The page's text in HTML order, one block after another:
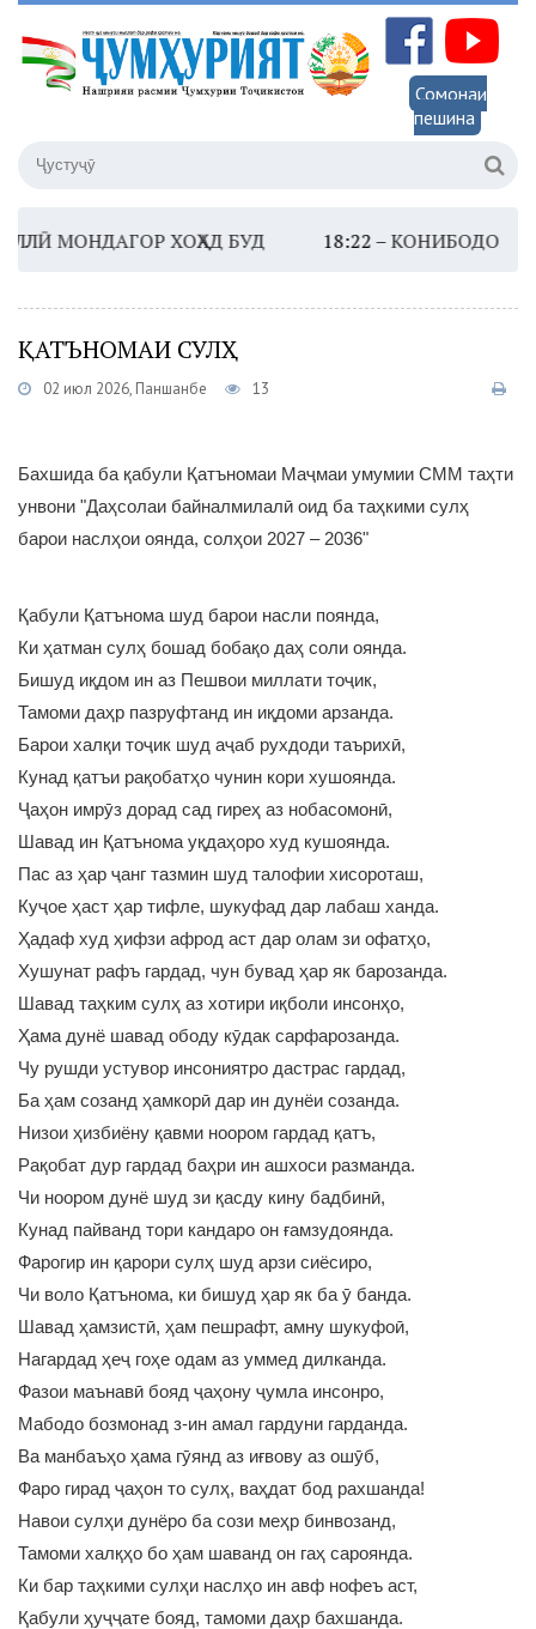
Сомонаи
пешина
ХОҲАД БУД18:22 –КОНИБОДОМ.
ҚАТЪНОМАИ СУЛҲ
02 июл 2026, Панҷшанбе 13
Бахшида ба қабули Қатъномаи Маҷмаи умумии СММ таҳти
унвони "Даҳсолаи байналмилалӣ оид ба таҳкими сулҳ
барои наслҳои оянда, солҳои 2027 – 2036"
Қабули Қатънома шуд барои насли поянда,
Ки ҳатман сулҳ бошад бобақо даҳ соли оянда.
Бишуд иқдом ин аз Пешвои миллати тоҷик,
Тамоми даҳр пазруфтанд ин иқдоми арзанда.
Барои халқи тоҷик шуд аҷаб рухдоди таърихӣ,
Кунад қатъи рақобатҳо чунин кори хушоянда.
Ҷаҳон имрӯз дорад сад гиреҳ аз нобасомонӣ,
Шавад ин Қатънома уқдаҳоро худ кушоянда.
Пас аз ҳар ҷанг тазмин шуд талофии хисороташ,
Куҷое ҳаст ҳар тифле, шукуфад дар лабаш ханда.
Ҳадаф худ ҳифзи афрод аст дар олам зи офатҳо,
Хушунат рафъ гардад, чун бувад ҳар як барозанда.
Шавад таҳким сулҳ аз хотири иқболи инсонҳо,
Ҳама дунё шавад ободу кӯдак сарфарозанда.
Чу рушди устувор инсониятро дастрас гардад,
Ба ҳам созанд ҳамкорӣ дар ин дунёи созанда.
Низои ҳизбиёну қавми ноором гардад қатъ,
Рақобат дур гардад баҳри ин ашхоси разманда.
Чи ноором дунё шуд зи қасду кину бадбинӣ,
Кунад пайванд тори кандаро он ғамзудоянда.
Фарогир ин қарори сулҳ шуд арзи сиёсиро,
Чи воло Қатънома, ки бишуд ҳар як ба ӯ банда.
Шавад ҳамзистӣ, ҳам пешрафт, амну шукуфоӣ,
Нагардад ҳеҷ гоҳе одам аз уммед дилканда.
Фазои маънавӣ бояд ҷаҳону ҷумла инсонро,
Мабодо бозмонад з-ин амал гардуни гарданда.
Ва манбаъҳо ҳама гӯянд аз иғвову аз ошӯб,
Фаро гирад ҷаҳон то сулҳ, ваҳдат бод рахшанда!
Навои сулҳи дунёро ба сози меҳр бинвозанд,
Тамоми халқҳо бо ҳам шаванд он гаҳ сароянда.
Ки бар таҳкими сулҳи наслҳо ин авф нофеъ аст,
Қабули ҳуҷҷате бояд, тамоми даҳр бахшанда.